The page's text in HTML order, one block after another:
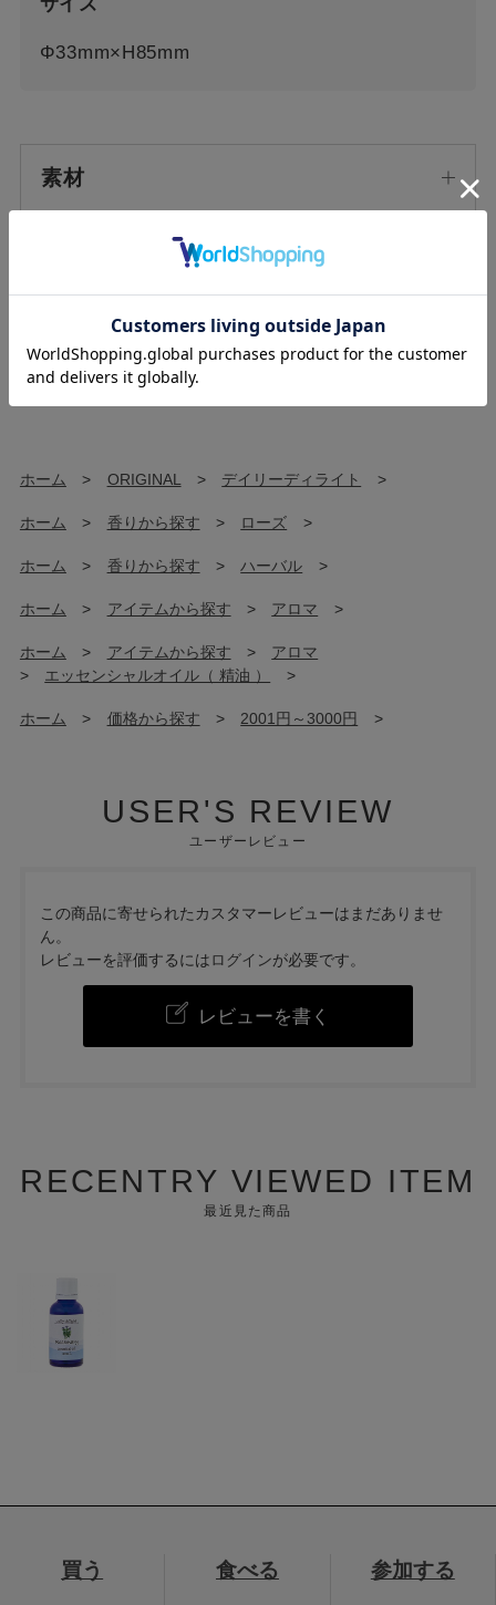
Φ33mm×H85mm
素材
使用上の注意
ホーム > ORIGINAL > デイリーディライト >
ホーム > 香りから探す > ローズ >
ホーム > 香りから探す > ハーバル >
ホーム > アイテムから探す > アロマ >
ホーム > アイテムから探す >
アロマ
>
エッセンシャルオイル（ 精油 ） >
ホーム > 価格から探す > 2001円～3000円 >
USER'S REVIEW
ユーザーレビュー
この商品に寄せられたカスタマーレビューはまだありませ
ん。
レビューを評価するにはログインが必要です。
レビューを書く
RECENTRY VIEWED ITEM
最近見た商品
買う 食べる 参加する